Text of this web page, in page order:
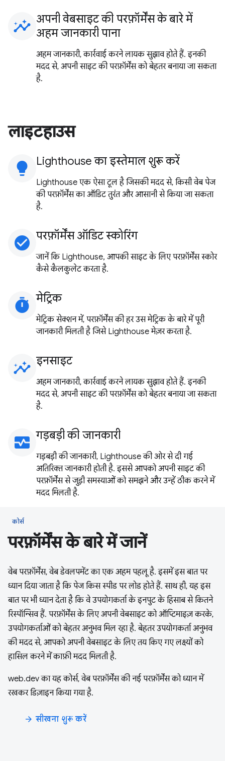
insights अपनी वेबसाइट की परफ़ॉर्मेंस के बारे में
अहम जानकारी पाना
अहम जानकारी, कार्रवाई करने लायक सुझाव होते हैं. इनकी
मदद से, अपनी साइट की परफ़ॉर्मेंस को बेहतर बनाया जा सकता
है.
लाइटहाउस
lightbulb Lighthouse का इस्तेमाल शुरू करें
Lighthouse एक ऐसा टूल है जिसकी मदद से, किसी वेब पेज
की परफ़ॉर्मेंस का ऑडिट तुरंत और आसानी से किया जा सकता
है.
check_circle परफ़ॉर्मेंस ऑडिट स्कोरिंग
जानें कि Lighthouse, आपकी साइट के लिए परफ़ॉर्मेंस स्कोर
कैसे कैलकुलेट करता है.
timer मेट्रिक
मेट्रिक सेक्शन में, परफ़ॉर्मेंस की हर उस मेट्रिक के बारे में पूरी
जानकारी मिलती है जिसे Lighthouse मेज़र करता है.
insights इनसाइट
अहम जानकारी, कार्रवाई करने लायक सुझाव होते हैं. इनकी
मदद से, अपनी साइट की परफ़ॉर्मेंस को बेहतर बनाया जा सकता
है.
monitor_heart गड़बड़ी की जानकारी
गड़बड़ी की जानकारी, Lighthouse की ओर से दी गई
अतिरिक्त जानकारी होती है. इससे आपको अपनी साइट की
परफ़ॉर्मेंस से जुड़ी समस्याओं को समझने और उन्हें ठीक करने में
मदद मिलती है.
कोर्स
परफ़ॉर्मेंस के बारे में जानें
वेब परफ़ॉर्मेंस, वेब डेवलपमेंट का एक अहम पहलू है. इसमें इस बात पर
ध्यान दिया जाता है कि पेज किस स्पीड पर लोड होते हैं. साथ ही, यह इस
बात पर भी ध्यान देता है कि वे उपयोगकर्ता के इनपुट के हिसाब से कितने
रिस्पॉन्सिव हैं. परफ़ॉर्मेंस के लिए अपनी वेबसाइट को ऑप्टिमाइज़ करके,
उपयोगकर्ताओं को बेहतर अनुभव मिल रहा है. बेहतर उपयोगकर्ता अनुभव
की मदद से, आपको अपनी वेबसाइट के लिए तय किए गए लक्ष्यों को
हासिल करने में काफ़ी मदद मिलती है.
web.dev का यह कोर्स, वेब परफ़ॉर्मेंस की नई परफ़ॉर्मेंस को ध्यान में
रखकर डिज़ाइन किया गया है.
arrow_forward सीखना शुरू करें